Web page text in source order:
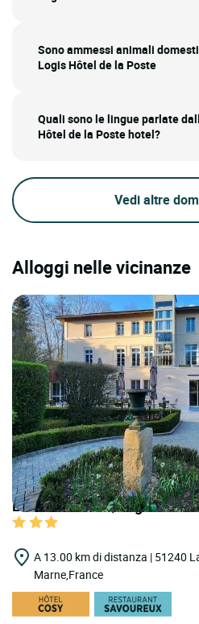
Sono ammessi animali
Logis Hôtel de la Poste
Quali sono le lingue parlate
Hôtel de la Poste hotel?
Vedi altre
Alloggi nelle vicinanze
LOGIS HOTELS | Logis
A 13.00 km di distanza | 51240
Marne,France